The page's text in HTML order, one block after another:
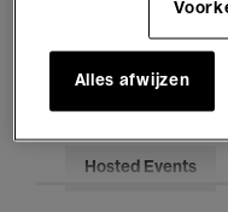
Voor iedereen
Onderwijs
Hosted Events
Alles afwijzen